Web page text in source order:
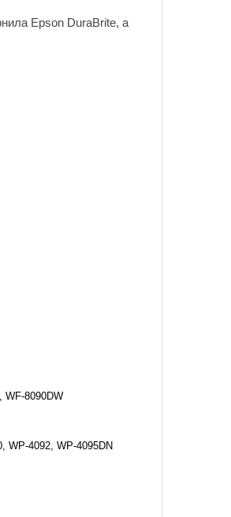
Epson DuraBrite, а
WF-8090DW
WP-4092, WP-4095DN